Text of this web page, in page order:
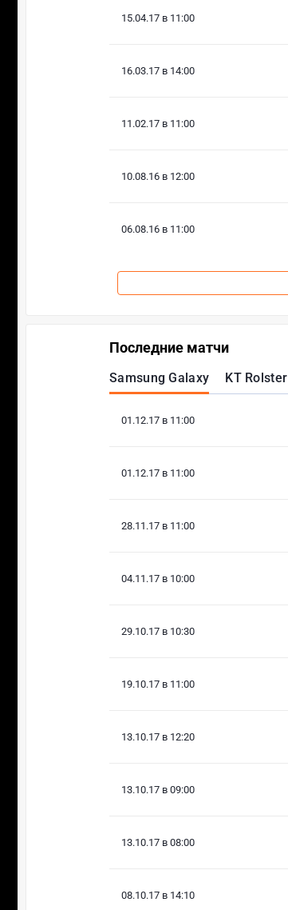
15.04.17 в 11:00
16.03.17 в 14:00
11.02.17 в 11:00
10.08.16 в 12:00
06.08.16 в 11:00
Последние матчи
Samsung Galaxy KT Rolster
01.12.17 в 11:00
01.12.17 в 11:00
28.11.17 в 11:00
04.11.17 в 10:00
29.10.17 в 10:30
19.10.17 в 11:00
13.10.17 в 12:20
13.10.17 в 09:00
13.10.17 в 08:00
08.10.17 в 14:10